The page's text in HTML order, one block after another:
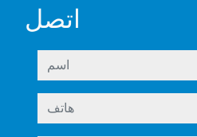
اتصل
هاتف